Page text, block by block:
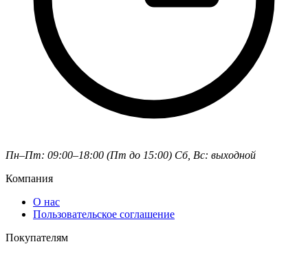
Пн–Пт: 09:00–18:00 (Пт до 15:00) Сб, Вс: выходной
Компания
О нас
Пользовательское соглашение
Покупателям